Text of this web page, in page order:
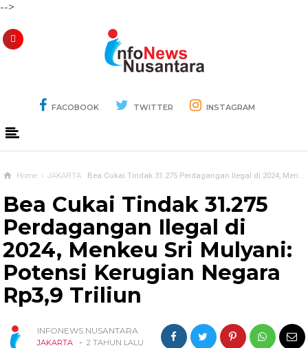
-->
FACOBOOK TWITTER INSTAGRAM
Home › JAKARTA Bea Cukai Tindak 31.275 Perdagangan Ilegal di 2024, Menkeu Sri Mulyani: Potensi Kerugian Negara Rp3,9 Triliun
Bea Cukai Tindak 31.275
Perdagangan Ilegal di
2024, Menkeu Sri Mulyani:
Potensi Kerugian Negara
Rp3,9 Triliun
INFONEWS NUSANTARA
JAKARTA - 2 TAHUN LALU